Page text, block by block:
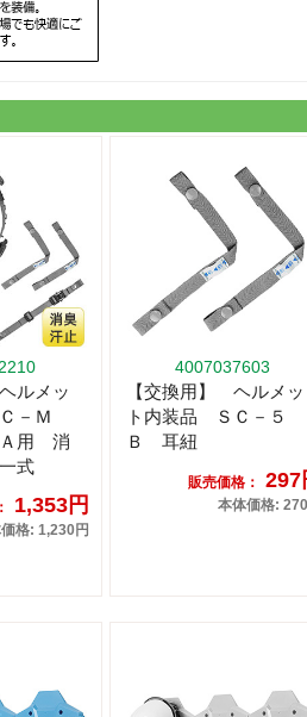
ルメッ
－Ｍ
用 消
式
1,353円
格: 1,230円
4007037603
【交換用】 ヘルメッ
ト内装品 ＳＣ－５
Ｂ 耳紐
販売価格： 297
本体価格: